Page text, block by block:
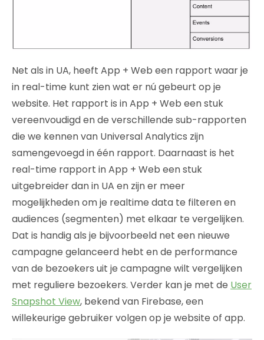
Net als in UA, heeft App + Web een rapport waar je
in real-time kunt zien wat er nú gebeurt op je
website. Het rapport is in App + Web een stuk
vereenvoudigd en de verschillende sub-rapporten
die we kennen van Universal Analytics zijn
samengevoegd in één rapport. Daarnaast is het
real-time rapport in App + Web een stuk
uitgebreider dan in UA en zijn er meer
mogelijkheden om je realtime data te filteren en
audiences (segmenten) met elkaar te vergelijken.
Dat is handig als je bijvoorbeeld net een nieuwe
campagne gelanceerd hebt en de performance
van de bezoekers uit je campagne wilt vergelijken
met reguliere bezoekers. Verder kan je met de User
Snapshot View, bekend van Firebase, een
willekeurige gebruiker volgen op je website of app.